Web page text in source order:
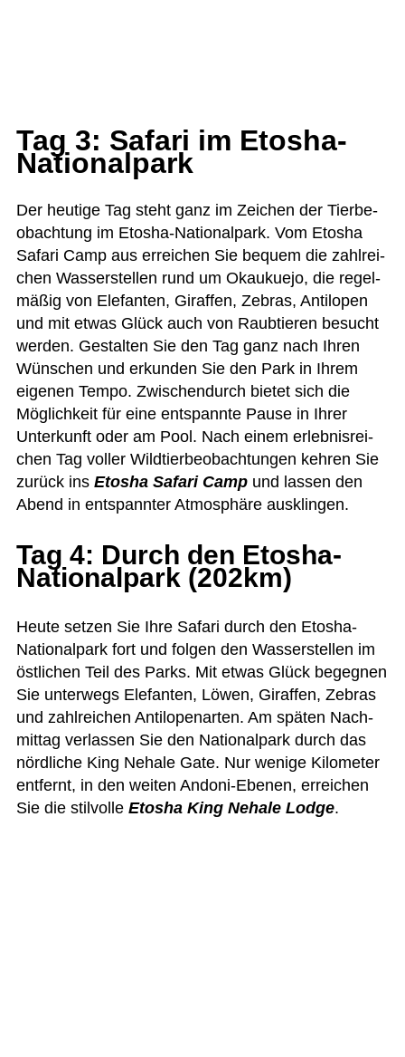
Tag 3: Safari im Etosha-
Nationalpark
Der heu­tige Tag steht ganz im Zei­chen der Tier­be­
ob­ach­tung im Eto­sha-Natio­nal­park. Vom Eto­sha
Safari Camp aus errei­chen Sie bequem die zahl­rei­
chen Was­ser­stel­len rund um Okau­kuejo, die regel­
mä­ßig von Ele­fan­ten, Giraf­fen, Zebras, Anti­lo­pen
und mit etwas Glück auch von Raub­tie­ren besucht
wer­den. Gestal­ten Sie den Tag ganz nach Ihren
Wün­schen und erkun­den Sie den Park in Ihrem
eige­nen Tempo. Zwi­schen­durch bie­tet sich die
Mög­lich­keit für eine ent­spannte Pause in Ihrer
Unter­kunft oder am Pool. Nach einem erleb­nis­rei­
chen Tag vol­ler Wild­tier­be­ob­ach­tun­gen keh­ren Sie
zurück ins Eto­sha Safari Camp und las­sen den
Abend in ent­spann­ter Atmo­sphäre ausklingen.
Tag 4: Durch den Etosha-
Nationalpark (202km)
Heute set­zen Sie Ihre Safari durch den Eto­sha-
Natio­nal­park fort und fol­gen den Was­ser­stel­len im
öst­li­chen Teil des Parks. Mit etwas Glück begeg­nen
Sie unter­wegs Ele­fan­ten, Löwen, Giraf­fen, Zebras
und zahl­rei­chen Anti­lo­pen­ar­ten. Am spä­ten Nach­
mit­tag ver­las­sen Sie den Natio­nal­park durch das
nörd­li­che King Nehale Gate. Nur wenige Kilo­me­ter
ent­fernt, in den wei­ten Andoni-Ebe­nen, errei­chen
Sie die stil­volle Eto­sha King Nehale Lodge.